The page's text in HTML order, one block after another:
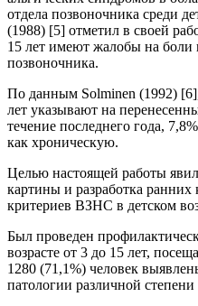
отдела позвоночника среди
(1988) [5] отметил в своей
15 лет имеют жалобы на боли
позвоночника.
По данным Solminen (1992)
лет указывают на
течение последнего года,
как хроническую.
Целью настоящей работы
картины и разработка
критериев ВЗНС в детском
Был проведен
возрасте от 3 до 15 лет,
1280 (71,1%) человек
патологии различной